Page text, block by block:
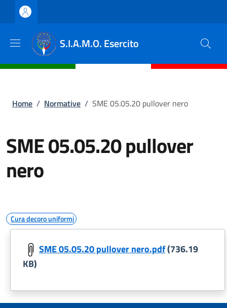
Salta al contenuto principale
Skip to footer content
S.I.A.M.O. Esercito
Briciole di pane
Home / Normative / SME 05.05.20 pullover nero
SME 05.05.20 pullover
nero
Cura decoro uniformi
SME 05.05.20 pullover nero.pdf(736.19
KB)